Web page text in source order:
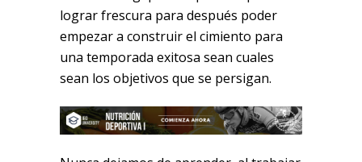
lograr frescura para después poder
empezar a construir el cimiento para
una temporada exitosa sean cuales
sean los objetivos que se persigan.